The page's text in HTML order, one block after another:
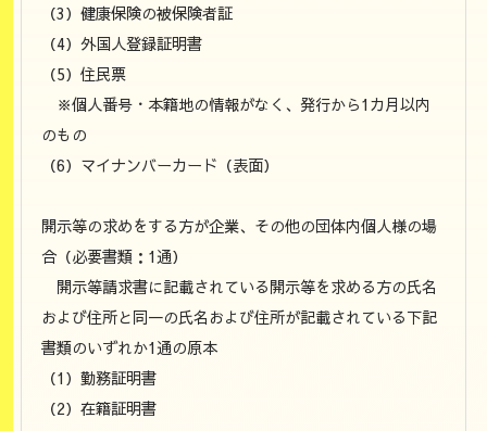
（3）健康保険の被保険者証
（4）外国人登録証明書
（5）住民票
※個人番号・本籍地の情報がなく、発行から1カ月以内
のもの
（6）マイナンバーカード（表面）
開示等の求めをする方が企業、その他の団体内個人様の場
合（必要書類：1通）
開示等請求書に記載されている開示等を求める方の氏名
および住所と同一の氏名および住所が記載されている下記
書類のいずれか1通の原本
（1）勤務証明書
（2）在籍証明書